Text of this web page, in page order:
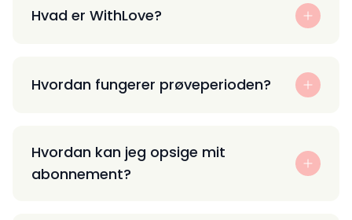
Hvad er WithLove?
Hvordan fungerer prøveperioden?
Hvordan kan jeg opsige mit
abonnement?